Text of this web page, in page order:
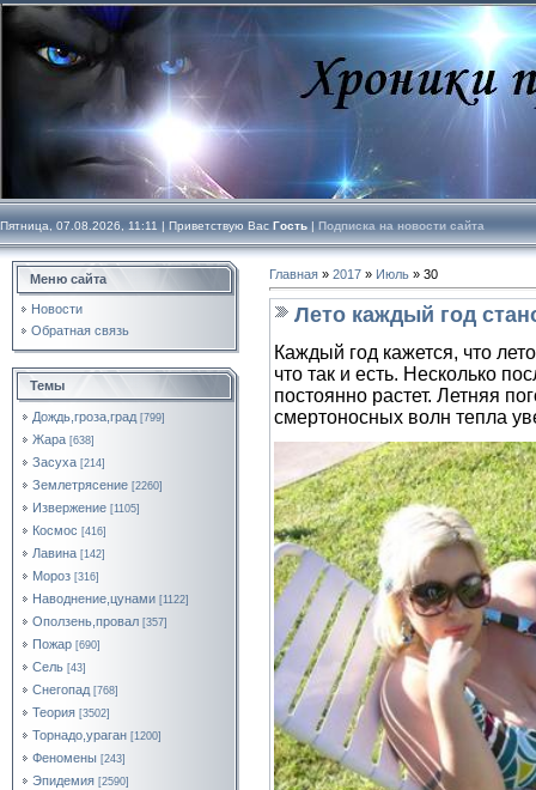
Пятница, 07.08.2026, 11:11 | Приветствую Вас Гость | Подписка на новости сайта
Меню сайта
Новости
Обратная связь
Темы
Дождь,гроза,град [799]
Жара [638]
Засуха [214]
Землетрясение [2260]
Извержение [1105]
Космос [416]
Лавина [142]
Мороз [316]
Наводнение,цунами [1122]
Оползень,провал [357]
Пожар [690]
Сель [43]
Снегопад [768]
Теория [3502]
Торнадо,ураган [1200]
Феномены [243]
Эпидемия [2590]
Главная » 2017 » Июль » 30
Лето каждый год
Каждый год кажется, что
что так и есть. Несколько
постоянно растет. Летняя
смертоносных волн тепла